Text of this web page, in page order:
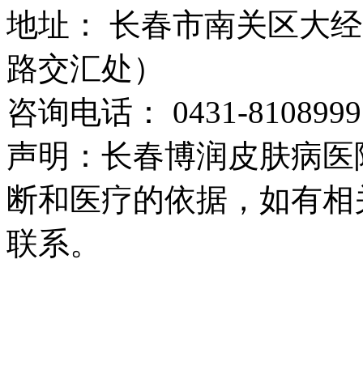
地址： 长春市南关区大
路交汇处）
咨询电话： 0431-
声明：长春博润皮肤病
断和医疗的依据，如有
联系。